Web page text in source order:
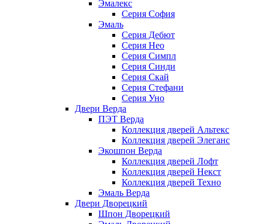
Эмалекс
Серия София
Эмаль
Серия Дебют
Серия Нео
Серия Симпл
Серия Синди
Серия Скай
Серия Стефани
Серия Уно
Двери Верда
ПЭТ Верда
Коллекция дверей Альтекс
Коллекция дверей Элеганс
Экошпон Верда
Коллекция дверей Лофт
Коллекция дверей Некст
Коллекция дверей Техно
Эмаль Верда
Двери Дворецкий
Шпон Дворецкий